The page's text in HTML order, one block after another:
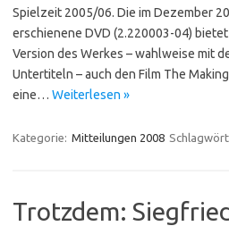
Spielzeit 2005/06. Die im Dezember
erschienene DVD (2.220003-04)
Version des Werkes – wahlweise mit
Untertiteln – auch den Film The
eine… Weiterlesen »
Kategorie: Mitteilungen 2008
Trotzdem: